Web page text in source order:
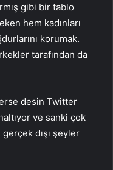
gibi bir tablo
hem kadınları
korumak.
tarafından da
desin Twitter
ve sanki çok
dışı şeyler